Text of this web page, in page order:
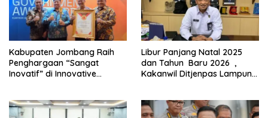
Kabupaten Jombang Raih
Penghargaan “Sangat
Inovatif” di Innovative
Libur Panjang Natal 2025
dan Tahun Baru 2026 ,
Kakanwil Ditjenpas Lampung: